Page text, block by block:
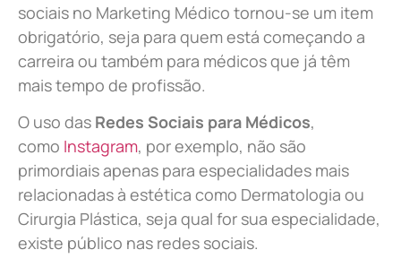
sociais no Marketing Médico tornou-se um item
obrigatório, seja para quem está começando a
carreira ou também para médicos que já têm
mais tempo de profissão.
O uso das Redes Sociais para Médicos,
como Instagram, por exemplo, não são
primordiais apenas para especialidades mais
relacionadas à estética como Dermatologia ou
Cirurgia Plástica, seja qual for sua especialidade,
existe público nas redes sociais.